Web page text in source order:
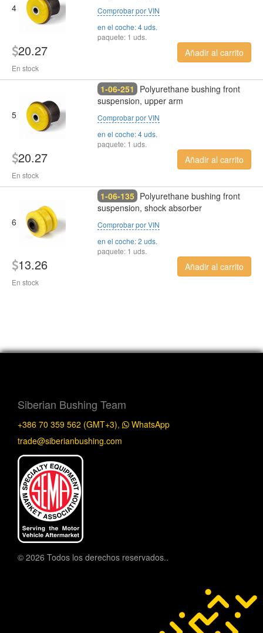
4
Comprobar por VIN
en el coche: 4 uds.
paquete: 1 uds.
20.27
En stock
Añadir al carrito
5
1-06-251 Polyurethane bushing front
suspension, upper arm
Comprobar por VIN
en el coche: 4 uds.
paquete: 1 uds.
20.27
En stock
Añadir al carrito
6
1-06-135 Polyurethane bushing front
suspension, shock absorber
Comprobar por VIN
en el coche: 2 uds.
paquete: 1 uds.
13.26
En stock
Añadir al carrito
Siberian Bushing Team
+386 70 359 562 (GMT+3),
WhatsApp
trade@siberianbushing.com
© 2026 Todos los derechos reservados..